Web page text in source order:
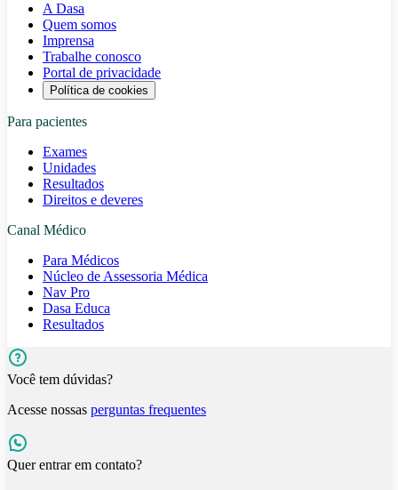
A Dasa
Quem somos
Imprensa
Trabalhe conosco
Portal de privacidade
Política de cookies
Para pacientes
Exames
Unidades
Resultados
Direitos e deveres
Canal Médico
Para Médicos
Núcleo de Assessoria Médica
Nav Pro
Dasa Educa
Resultados
Você tem dúvidas?
Acesse nossas perguntas frequentes
Quer entrar em contato?